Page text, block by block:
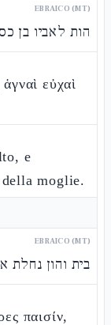
EBRAICO (MT)
הות לאביו בן
εὐχαὶ
e
moglie.
EBRAICO (MT)
בית והון
παισίν,